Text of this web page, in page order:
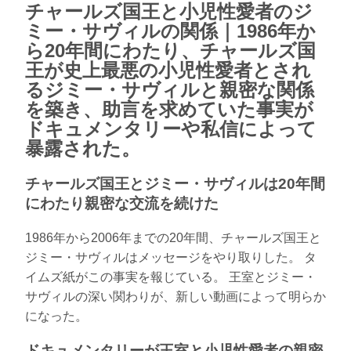
チャールズ国王と小児性愛者のジ
ミー・サヴィルの関係｜1986年か
ら20年間にわたり、チャールズ国
王が史上最悪の小児性愛者とされ
るジミー・サヴィルと親密な関係
を築き、助言を求めていた事実が
ドキュメンタリーや私信によって
暴露された。
チャールズ国王とジミー・サヴィルは20年間
にわたり親密な交流を続けた
1986年から2006年までの20年間、チャールズ国王と
ジミー・サヴィルはメッセージをやり取りした。 タ
イムズ紙がこの事実を報じている。 王室とジミー・
サヴィルの深い関わりが、新しい動画によって明らか
になった。